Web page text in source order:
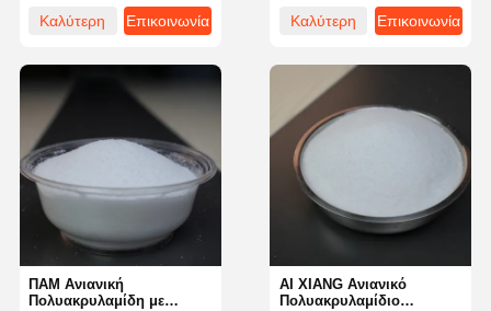
Αρχική
Σελίδα
Εμάς
Καλύτερη
Επικοινωνία
Καλύτερη
Επικοινωνία
ΑΙ XIANG Ανιανικό
Πολυακρυλαμίδιο
ΠΑΜ Ανιανική
Πολυακρυλαμίδη με